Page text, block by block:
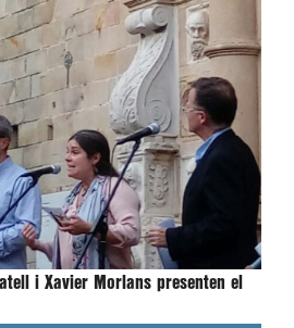
i Xavier Morlans presenten el